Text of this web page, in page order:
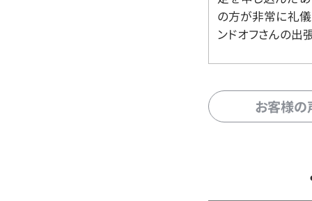
の方が非常に礼儀
ンドオフさんの出
お客様